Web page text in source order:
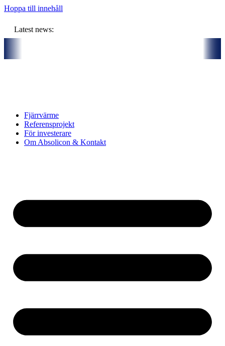
Hoppa till innehåll
Latest news:
Fjärrvärme
Referensprojekt
För investerare
Om Absolicon & Kontakt